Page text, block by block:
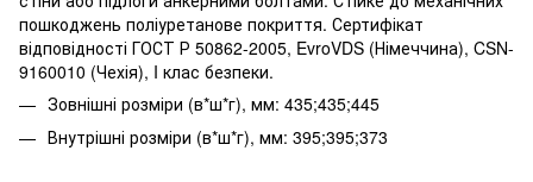
пошкоджень поліуретанове покриття. Сертифікат
відповідності ГОСТ Р 50862-2005, EvroVDS (Німеччина), CSN-
9160010 (Чехія), I клас безпеки.
Зовнішні розміри (в*ш*г), мм: 435;435;445
Внутрішні розміри (в*ш*г), мм: 395;395;373